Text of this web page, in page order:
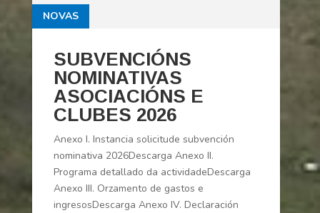
SUBVENCIÓNS
NOMINATIVAS
ASOCIACIÓNS E
CLUBES 2026
NOVAS
Anexo I. Instancia solicitude subvención
nominativa 2026Descarga Anexo II.
Programa detallado da actividadeDescarga
Anexo III. Orzamento de gastos e
ingresosDescarga Anexo IV. Declaración